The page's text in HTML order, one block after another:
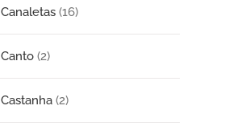
Canaletas (16)
Canto (2)
Castanha (2)